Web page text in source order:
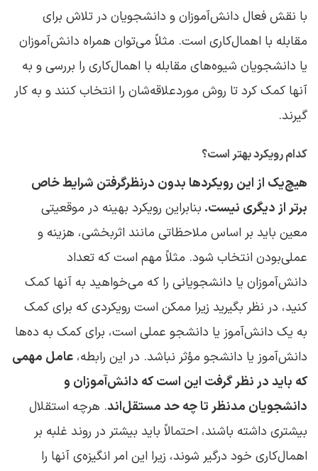
با نقش فعال دانش‌آموزان و دانشجویان در تلاش برای
مقابله با اهمال‌کاری است. مثلاً می‌توان همراه دانش‌آموزان
یا دانشجویان شیوه‌های مقابله با اهمال‌کاری را بررسی و به
آنها کمک کرد تا روش موردعلاقه‌شان را انتخاب کنند و به ‌کار
گیرند.
کدام رویکرد بهتر است؟
هیچ‌یک از این رویکردها بدون درنظرگرفتن شرایط خاص
برتر از دیگری نیست. بنابراین رویکرد بهینه در موقعیتی
معین باید بر اساس ملاحظاتی مانند اثربخشی، هزینه و
عملی‌بودن انتخاب شود. مثلاً مهم است که تعداد
دانش‌آموزان یا دانشجویانی را که می‌خواهید به آنها کمک
کنید، در نظر بگیرید زیرا ممکن است رویکردی که برای کمک
به یک دانش‌آموز یا دانشجو عملی است، برای کمک به ده‌ها
دانش‌آموز یا دانشجو مؤثر نباشد. در این رابطه، عامل مهمی
که باید در نظر گرفت این است که دانش‌آموزان و
دانشجویان مدنظر تا چه حد مستقل‌اند. هرچه استقلال
بیشتری داشته باشند، احتمالاً باید بیشتر در روند غلبه بر
اهمال‌کاری خود درگیر شوند، زیرا این امر انگیزه‌ی آنها را